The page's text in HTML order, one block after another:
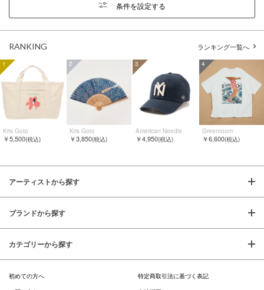
条件を設定する
RANKING ランキング一覧へ
1
Kris Goto
￥5,500(税込)
2
Kris Goto
￥3,850(税込)
3
American Needle
￥4,950(税込)
4
Greenroom
￥6,600(税込)
アーティストから探す
ブランドから探す
カテゴリーから探す
初めての方へ
特定商取引法に基づく表記